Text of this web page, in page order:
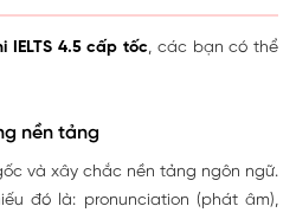
IELTS 4.5 cấp tốc, các bạn có thể
nền tảng
và xây chắc nền tảng ngôn ngữ.
đó là: pronunciation (phát âm),